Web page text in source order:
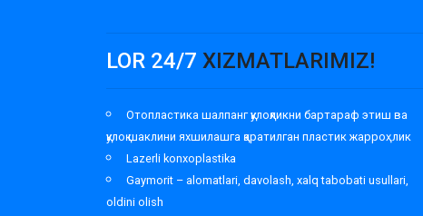
LOR 24/7 XIZMATLARIMIZ!
Отопластика шалпанг қулоқликни бартараф этиш ва
қулоқ шаклини яхшилашга қаратилган пластик жарроҳлик
Lazerli konxoplastika
Gaymorit – alomatlari, davolash, xalq tabobati usullari,
oldini olish